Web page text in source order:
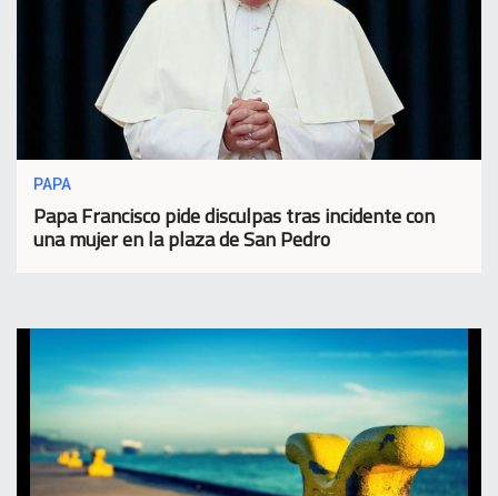
PAPA
Papa Francisco pide disculpas tras incidente con
una mujer en la plaza de San Pedro